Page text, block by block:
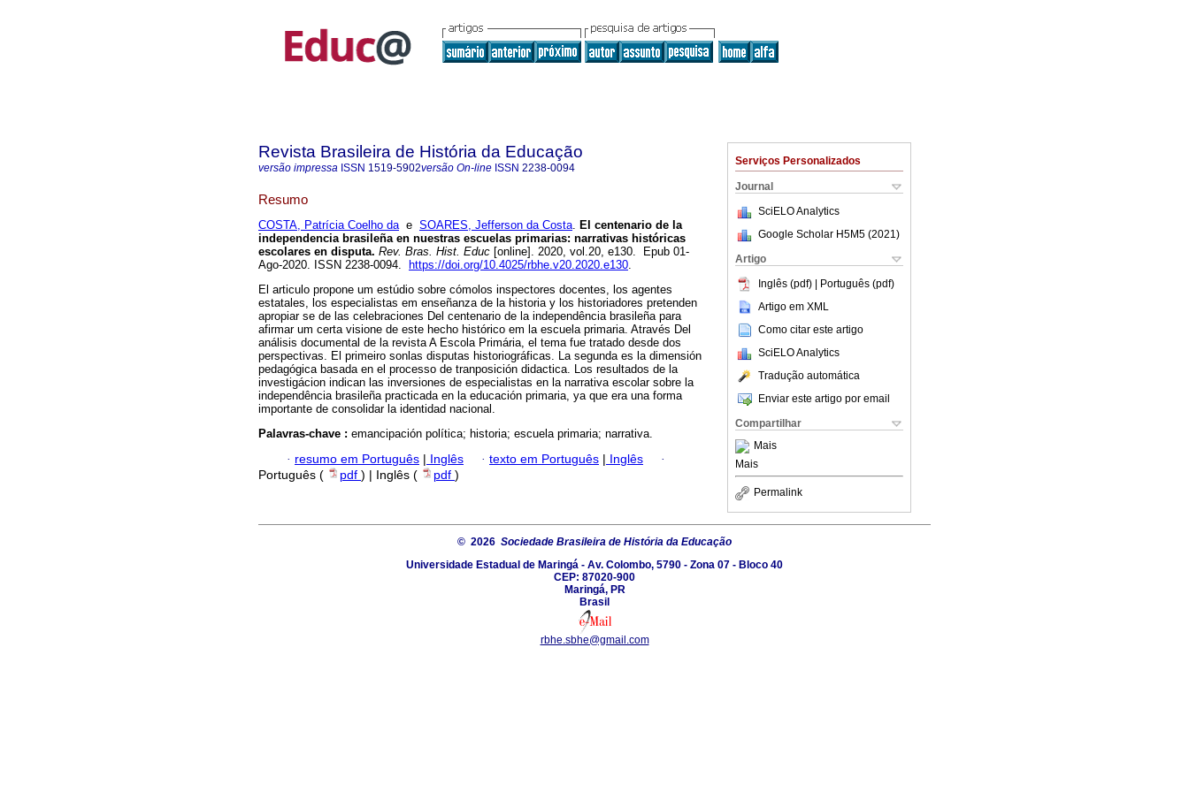
Serviços Personalizados
Journal
SciELO Analytics
Google Scholar H5M5 (2021 )
Artigo
Inglês (pdf) | Português (pdf)
Artigo em XML
Como citar este artigo
SciELO Analytics
Tradução automática
Enviar este artigo por email
Compartilhar
Mais
Mais
Permalink
Revista Brasileira de História da Educação
versão impressa ISSN 1519-5902versão On-line ISSN 2238-0094
Resumo
COSTA, Patrícia Coelho dae SOARES, Jefferson da Costa. El centenario de la
independencia brasileña en nuestras escuelas primarias: narrativas históricas
escolares en disputa. Rev. Bras. Hist. Educ [online]. 2020, vol.20, e130. Epub 01-
Ago-2020. ISSN 2238-0094.
https://doi.org/10.4025/rbhe.v20.2020.e130.
El articulo propone um estúdio sobre cómolos inspectores docentes, los agentes
estatales, los especialistas em enseñanza de la historia y los historiadores pretenden
apropiar se de las celebraciones Del centenario de la independência brasileña para
afirmar um certa visione de este hecho histórico em la escuela primaria. Através Del
análisis documental de la revista A Escola Primária, el tema fue tratado desde dos
perspectivas. El primeiro sonlas disputas historiográficas. La segunda es la dimensión
pedagógica basada en el processo de tranposición didactica. Los resultados de la
investigácion indican las inversiones de especialistas en la narrativa escolar sobre la
independência brasileña practicada en la educación primaria, ya que era una forma
importante de consolidar la identidad nacional.
Palavras-chave : emancipación política; historia; escuela primaria; narrativa.
· resumo em Português | Inglês · texto em Português | Inglês
·
Português (
pdf ) | Inglês ( pdf )
© 2026 Sociedade Brasileira de História da Educação
Universidade Estadual de Maringá - Av. Colombo, 5790 - Zona 07 - Bloco 40
CEP: 87020-900
Maringá, PR
Brasil
rbhe.sbhe@gmail.com